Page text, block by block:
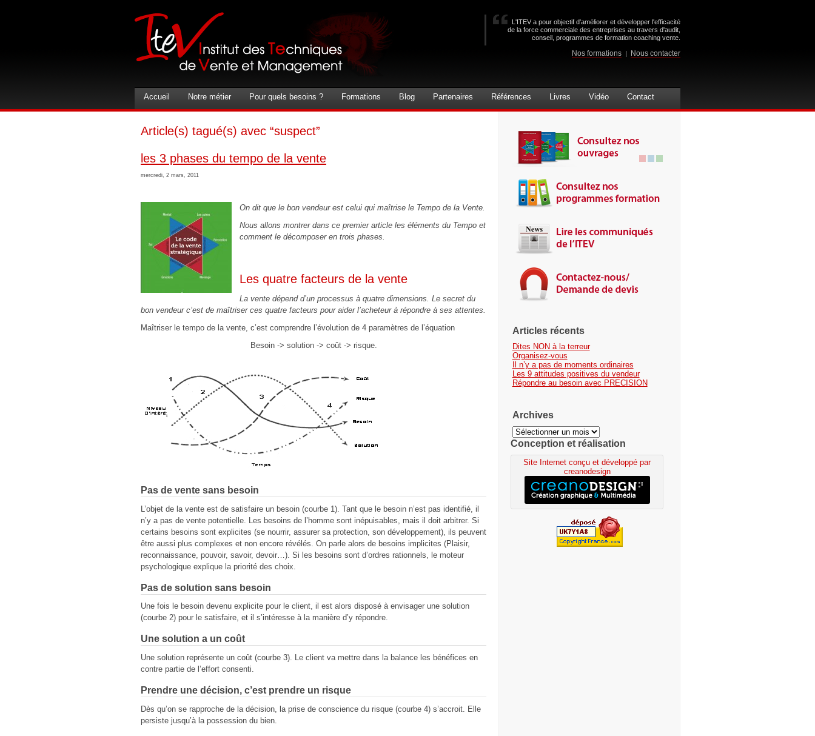
L'ITEV a pour objectif d'améliorer et développer l'efficacité
de la force commerciale des entreprises au travers d'audit,
conseil, programmes de formation coaching vente.
Nos formations | Nous contacter
Accueil Notre métier Pour quels besoins ? Formations Blog Partenaires Références Livres Vidéo Contact
Article(s) tagué(s) avec “suspect”
les 3 phases du tempo de la vente
mercredi, 2 mars, 2011
On dit que le bon vendeur est celui qui maîtrise le Tempo de la Vente.
Nous allons montrer dans ce premier article les éléments du Tempo et
comment le décomposer en trois phases.
Les quatre facteurs de la vente
La vente dépend d’un processus à quatre dimensions. Le secret du
bon vendeur c’est de maîtriser ces quatre facteurs pour aider l’acheteur à répondre à ses attentes.
Maîtriser le tempo de la vente, c’est comprendre l’évolution de 4 paramètres de l’équation
Besoin -> solution -> coût -> risque.
Pas de vente sans besoin
L’objet de la vente est de satisfaire un besoin (courbe 1). Tant que le besoin n’est pas identifié, il
n’y a pas de vente potentielle. Les besoins de l’homme sont inépuisables, mais il doit arbitrer. Si
certains besoins sont explicites (se nourrir, assurer sa protection, son développement), ils peuvent
être aussi plus complexes et non encore révélés. On parle alors de besoins implicites (Plaisir,
reconnaissance, pouvoir, savoir, devoir…). Si les besoins sont d’ordres rationnels, le moteur
psychologique explique la priorité des choix.
Pas de solution sans besoin
Une fois le besoin devenu explicite pour le client, il est alors disposé à envisager une solution
(courbe 2) pour le satisfaire, et il s’intéresse à la manière d’y répondre.
Une solution a un coût
Une solution représente un coût (courbe 3). Le client va mettre dans la balance les bénéfices en
contre partie de l’effort consenti.
Prendre une décision, c’est prendre un risque
Dès qu’on se rapproche de la décision, la prise de conscience du risque (courbe 4) s’accroit. Elle
persiste jusqu’à la possession du bien.
Articles récents
Dites NON à la terreur
Organisez-vous
Il n’y a pas de moments ordinaires
Les 9 attitudes positives du vendeur
Répondre au besoin avec PRECISION
Archives
Archives
Conception et réalisation
Site Internet conçu et développé par
creanodesign